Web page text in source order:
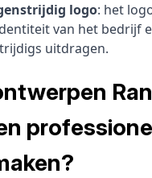
logo: het
van het bedrijf
uitdragen.